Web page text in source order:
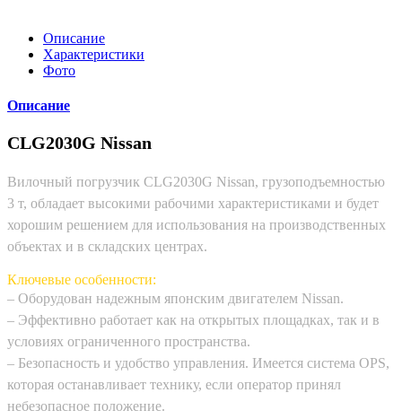
Описание
Характеристики
Фото
Описание
CLG2030G Nissan
Вилочный погрузчик CLG2030G Nissan, грузоподъемностью
3 т, обладает высокими рабочими характеристиками и будет
хорошим решением для использования на производственных
объектах и в складских центрах.
Ключевые особенности:
– Оборудован надежным японским двигателем Nissan.
– Эффективно работает как на открытых площадках, так и в
условиях ограниченного пространства.
– Безопасность и удобство управления. Имеется система ОРS,
которая останавливает технику, если оператор принял
небезопасное положение.